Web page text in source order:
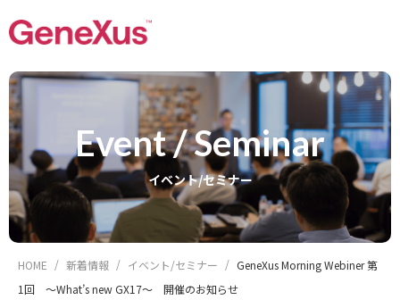
Event / Seminar
イベント/セミナー
HOME 新着情報 イベント/セミナー
GeneXus Morning Webiner 第
1回 ～What’s new GX17～ 開催のお知らせ